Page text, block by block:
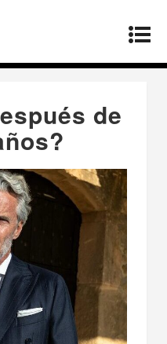
¿Qué traje después de
de